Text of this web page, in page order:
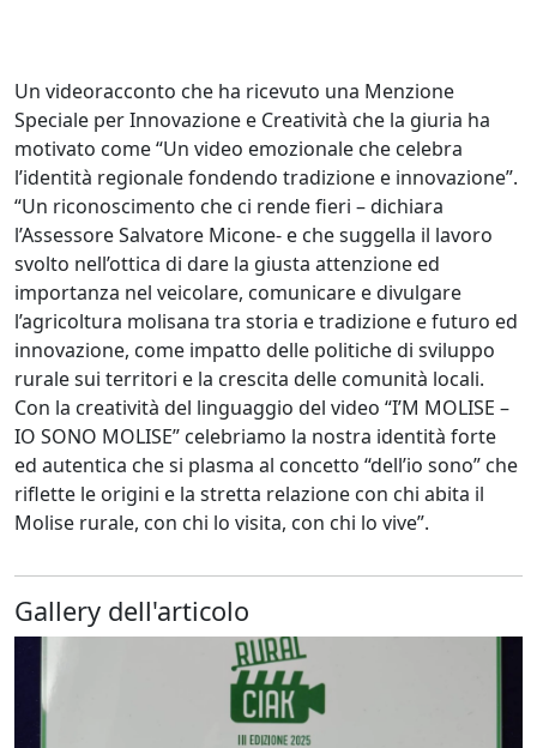
Un videoracconto che ha ricevuto una Menzione
Speciale per Innovazione e Creatività che la giuria ha
motivato come “Un video emozionale che celebra
l’identità regionale fondendo tradizione e innovazione”.
“Un riconoscimento che ci rende fieri – dichiara
l’Assessore Salvatore Micone- e che suggella il lavoro
svolto nell’ottica di dare la giusta attenzione ed
importanza nel veicolare, comunicare e divulgare
l’agricoltura molisana tra storia e tradizione e futuro ed
innovazione, come impatto delle politiche di sviluppo
rurale sui territori e la crescita delle comunità locali.
Con la creatività del linguaggio del video “I’M MOLISE –
IO SONO MOLISE” celebriamo la nostra identità forte
ed autentica che si plasma al concetto “dell’io sono” che
riflette le origini e la stretta relazione con chi abita il
Molise rurale, con chi lo visita, con chi lo vive”.
Gallery dell'articolo